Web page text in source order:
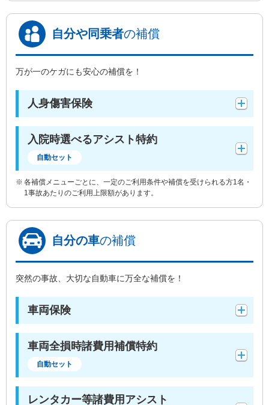
自分や同乗者の補償
万が一のケガにも安心の補償を！
人身傷害保険
入院時選べるアシスト特約
自動セット
各補償メニューごとに、一定のご利用条件や補償を受けられる方1名・
1事故あたりのご利用上限額があります。
自分の車の補償
突然の事故、大切な自動車に万全な補償を！
車両保険
車両全損時諸費用補償特約
自動セット
レンタカー等諸費用アシスト